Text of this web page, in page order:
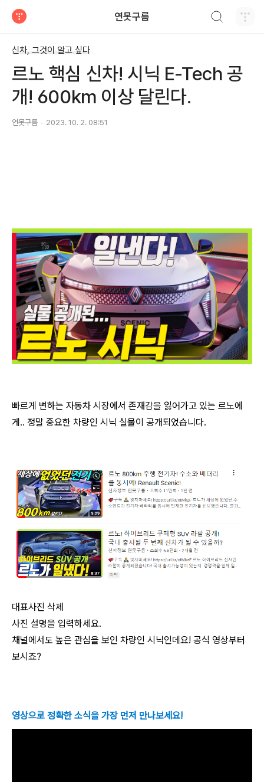
연못구름
신차, 그것이 알고 싶다
르노 핵심 신차! 시닉 E-Tech 공
개! 600km 이상 달린다.
연못구름 2023. 10. 2. 08:51
빠르게 변하는 자동차 시장에서 존재감을 잃어가고 있는 르노에
게.. 정말 중요한 차량인 시닉 실물이 공개되었습니다.
대표사진 삭제
사진 설명을 입력하세요.
채널에서도 높은 관심을 보인 차량인 시닉인데요! 공식 영상부터
보시죠?
영상으로 정확한 소식을 가장 먼저 만나보세요!